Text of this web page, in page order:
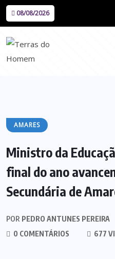
08/08/2026
AMARES
Ministro da
final do ano
Secundária de
POR PEDRO ANTUNES PEREIRA
0 COMENTÁRIOS
677